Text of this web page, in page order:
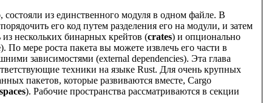
из единственного модуля в одном файле. В
его код путем разделения его на модули, и затем
нескольких бинарных крейтов (crates) и опционально
). По мере роста пакета вы можете извлечь его части в
зависимостями (external dependencies). Эта глава
техники на языке Rust. Для очень крупных
пакетов, которые развиваются вместе, Cargo
). Рабочие пространства рассматриваются в секции